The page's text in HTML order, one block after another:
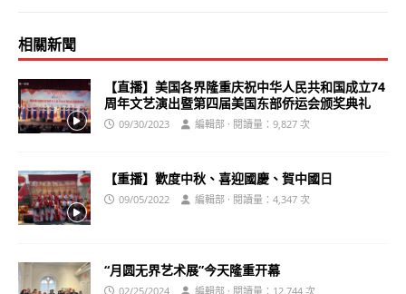
相關新聞
【直播】美国各界隆重庆祝中华人民共和国成立74
周年文艺演出暨第四届美国东部侨运会颁奖典礼
09/30/2023 編輯部 · 閱讀量：9,827 次
【重播】歡度中秋、喜迎國慶、賀中國日
09/05/2022 編輯部 · 閱讀量：4,347 次
“月圆无界艺术展”今天隆重开幕
02/25/2024 編輯部 · 閱讀量：12,744 次